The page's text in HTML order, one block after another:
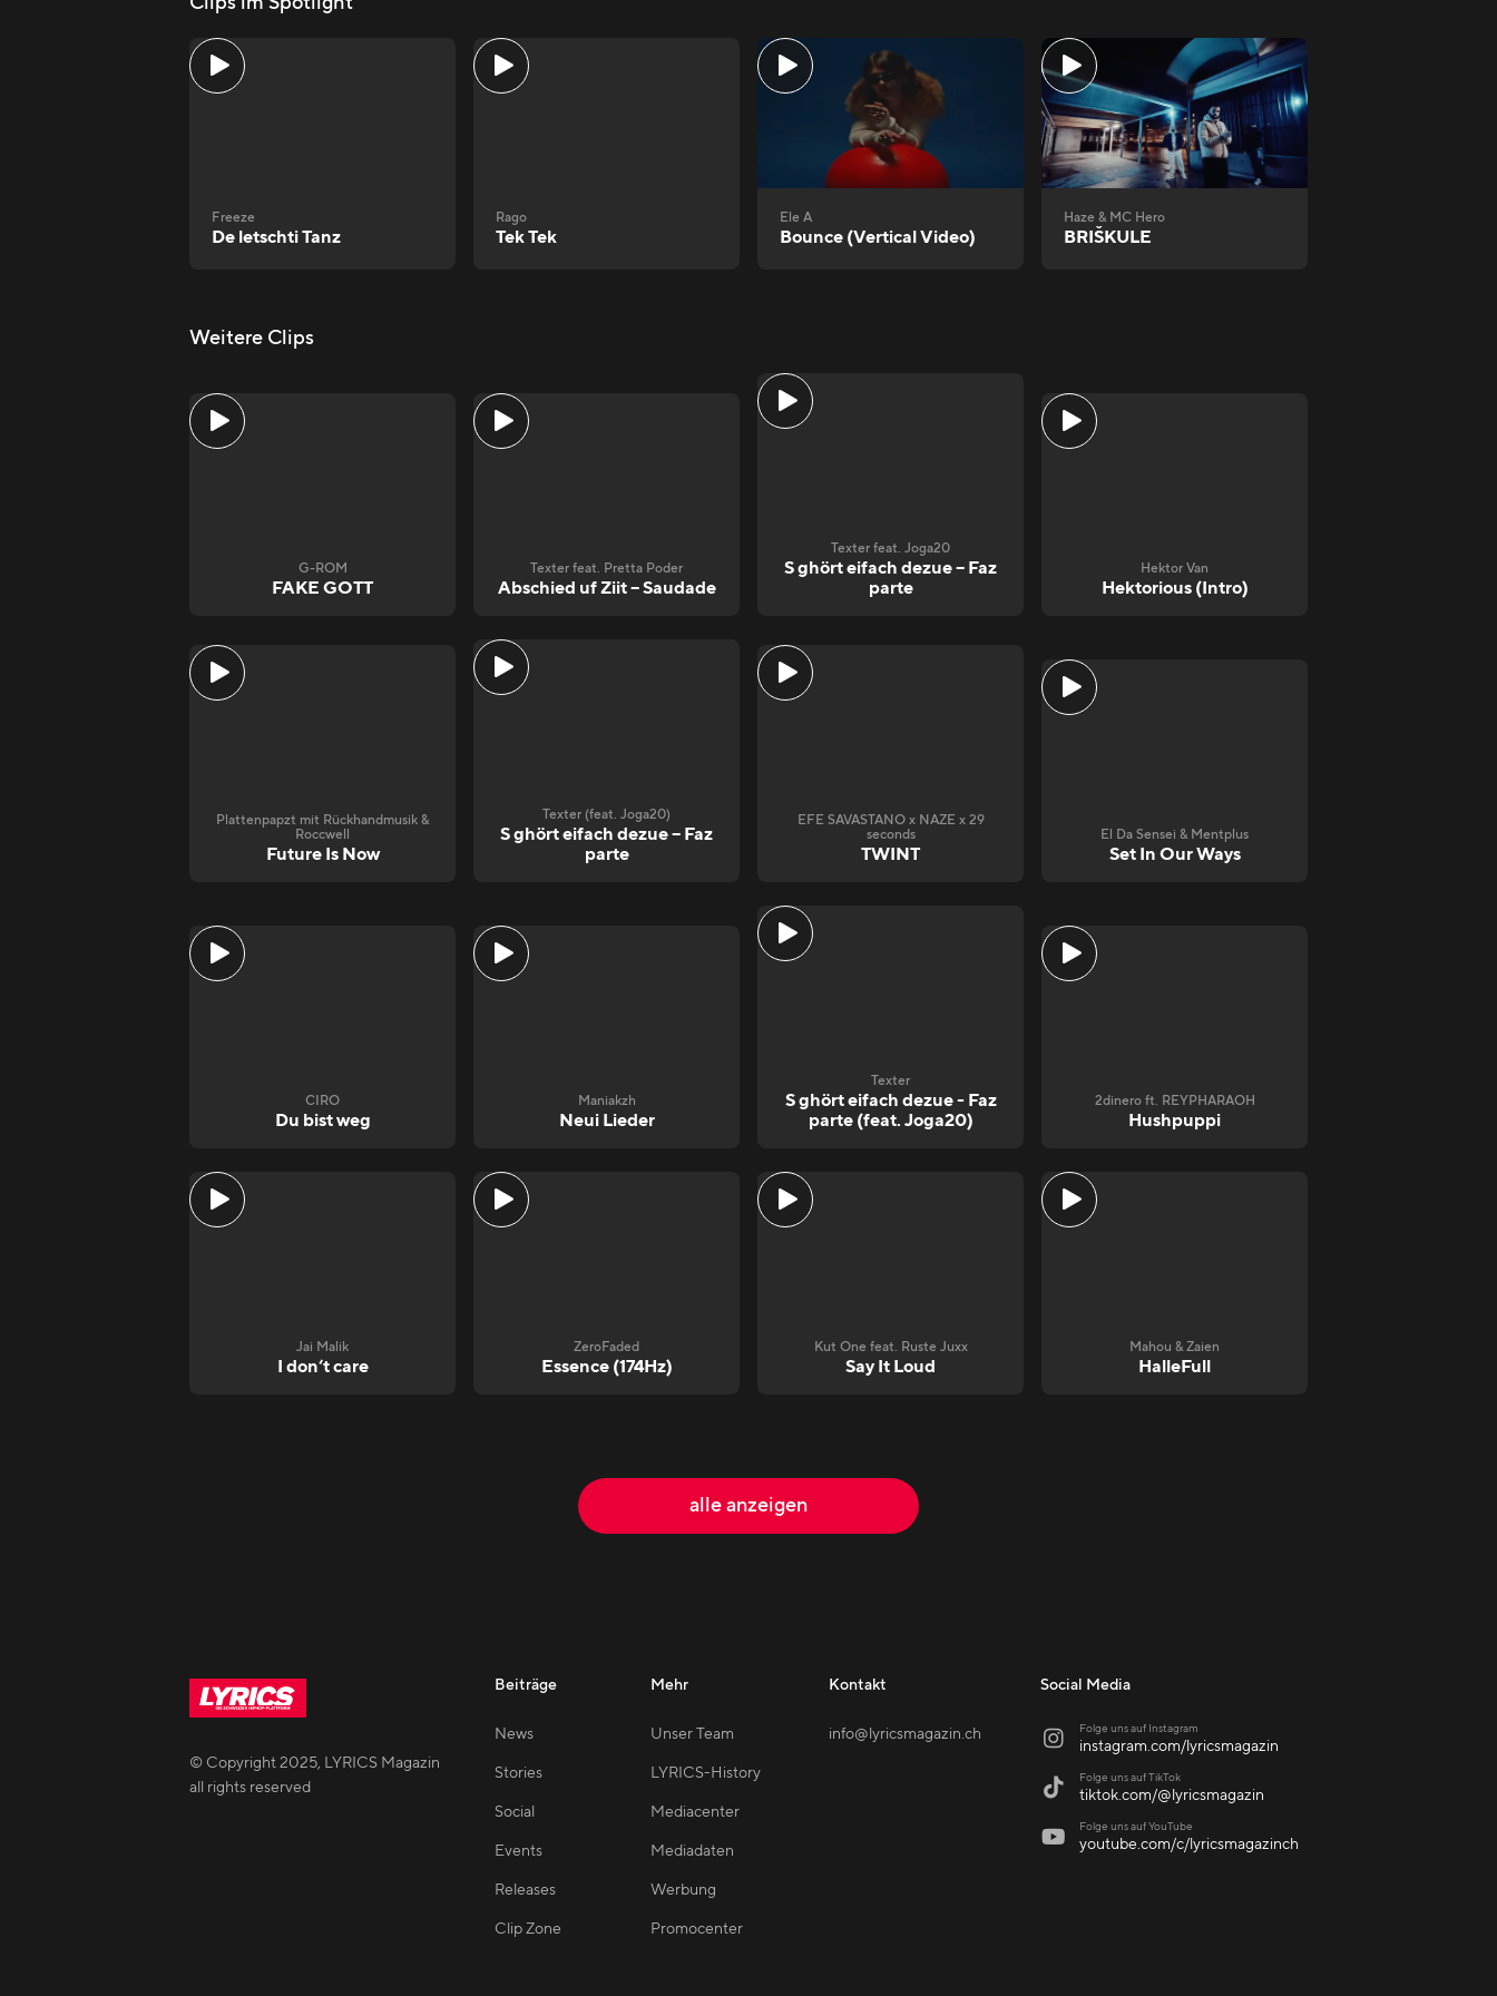
Freeze
De letschti Tanz
Rago
Tek Tek
Ele A
Bounce (Vertical Video)
Haze & MC Hero
BRIŠKULE
Weitere Clips
G-ROM
FAKE GOTT
Texter feat. Pretta Poder
Abschied uf Ziit – Saudade
Texter feat. Joga20
S ghört eifach dezue – Faz
parte
Hektor Van
Hektorious (Intro)
Plattenpapzt mit Rückhandmusik &
Roccwell
Future Is Now
Texter (feat. Joga20)
S ghört eifach dezue – Faz
parte
EFE SAVASTANO x NAZE x 29
seconds
TWINT
El Da Sensei & Mentplus
Set In Our Ways
CIRO
Du bist weg
Maniakzh
Neui Lieder
Texter
S ghört eifach dezue - Faz
parte (feat. Joga20)
2dinero ft. REYPHARAOH
Hushpuppi
Jai Malik
I don‘t care
ZeroFaded
Essence (174Hz)
Kut One feat. Ruste Juxx
Say It Loud
Mahou & Zaien
HalleFull
alle anzeigen
© Copyright2025, LYRICS Magazin
all rights reserved
Beiträge
News
Stories
Social
Events
Releases
Clip Zone
Mehr
Unser Team
LYRICS-History
Mediacenter
Mediadaten
Werbung
Promocenter
Kontakt
info@lyricsmagazin.ch
Social Media
 Folge uns auf Instagram
instagram.com/lyricsmagazin
 Folge uns auf TikTok
tiktok.com/@lyricsmagazin
 Folge uns auf YouTube
youtube.com/c/lyricsmagazinch